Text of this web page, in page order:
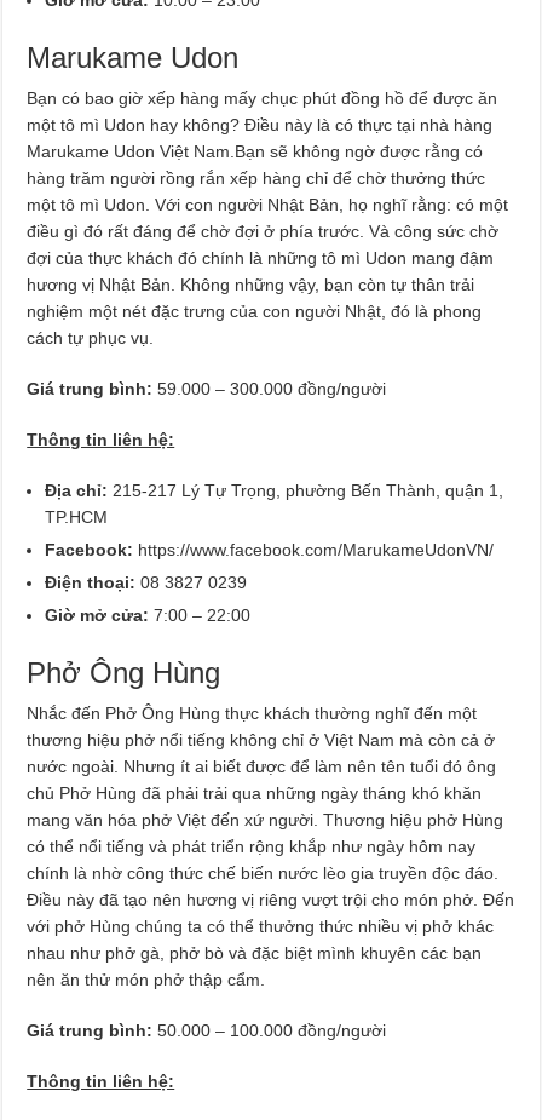
Marukame Udon
Bạn có bao giờ xếp hàng mấy chục phút đồng hồ để được ăn
một tô mì Udon hay không? Điều này là có thực tại nhà hàng
Marukame Udon Việt Nam.Bạn sẽ không ngờ được rằng có
hàng trăm người rồng rắn xếp hàng chỉ để chờ thưởng thức
một tô mì Udon. Với con người Nhật Bản, họ nghĩ rằng: có một
điều gì đó rất đáng để chờ đợi ở phía trước. Và công sức chờ
đợi của thực khách đó chính là những tô mì Udon mang đậm
hương vị Nhật Bản. Không những vậy, bạn còn tự thân trải
nghiệm một nét đặc trưng của con người Nhật, đó là phong
cách tự phục vụ.
Giá trung bình:59.000 – 300.000 đồng/người
Thông tin liên hệ:
Địa chỉ: 215-217 Lý Tự Trọng, phường Bến Thành, quận 1,
TP.HCM
Facebook: https://www.facebook.com/MarukameUdonVN/
Điện thoại:08 3827 0239
Giờ mở cửa:7:00 – 22:00
Phở Ông Hùng
Nhắc đến Phở Ông Hùng thực khách thường nghĩ đến một
thương hiệu phở nổi tiếng không chỉ ở Việt Nam mà còn cả ở
nước ngoài. Nhưng ít ai biết được để làm nên tên tuổi đó ông
chủ Phở Hùng đã phải trải qua những ngày tháng khó khăn
mang văn hóa phở Việt đến xứ người. Thương hiệu phở Hùng
có thể nổi tiếng và phát triển rộng khắp như ngày hôm nay
chính là nhờ công thức chế biến nước lèo gia truyền độc đáo.
Điều này đã tạo nên hương vị riêng vượt trội cho món phở. Đến
với phở Hùng chúng ta có thể thưởng thức nhiều vị phở khác
nhau như phở gà, phở bò và đặc biệt mình khuyên các bạn
nên ăn thử món phở thập cẩm.
Giá trung bình:50.000 – 100.000 đồng/người
Thông tin liên hệ: